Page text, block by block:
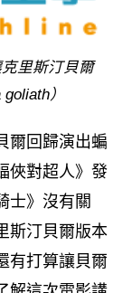
里斯汀貝爾
）
爾回歸演出蝙
俠對超人》發
士》沒有關
斯汀貝爾版本
有打算讓貝爾